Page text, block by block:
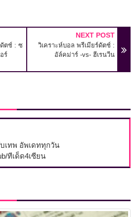
ดัตช์ : ซ
ร์
NEXT POST
วิเคราะห์บอล พรีเมียร์ดัตช์ :
อัล์คม่าร์ -vs- ฮีเรนวีน
เทพ อัพเดททุกวัน
ทีเด็ด4เซียน